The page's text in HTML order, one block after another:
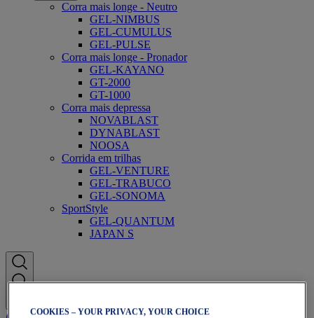
Corra mais longe - Neutro
GEL-NIMBUS
GEL-CUMULUS
GEL-PULSE
Corra mais longe - Pronador
GEL-KAYANO
GT-2000
GT-1000
Corra mais depressa
NOVABLAST
DYNABLAST
NOOSA
Corrida em trilhas
GEL-VENTURE
GEL-TRABUCO
GEL-SONOMA
SportStyle
GEL-QUANTUM
JAPAN S
COOKIES – YOUR PRIVACY, YOUR CHOICE